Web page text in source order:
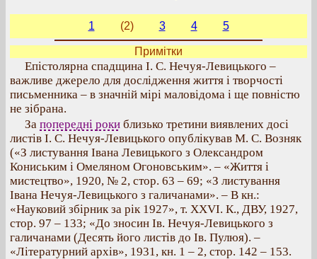
1 (2) 3 4 5
Примітки
Епістолярна спадщина І. С. Нечуя-Левицького –
важливе джерело для дослідження життя і творчості
письменника – в значній мірі маловідома і ще повністю
не зібрана.
За попередні роки близько третини виявлених досі
листів І. С. Нечуя-Левицького опублікував М. С. Возняк
(«З листування Івана Левицького з Олександром
Кониським і Омеляном Огоновським». – «Життя і
мистецтво», 1920, № 2, стор. 63 – 69; «З листування
Івана Нечуя-Левицького з галичанами». – В кн.:
«Науковий збірник за рік 1927», т. XXVI. К., ДВУ, 1927,
стор. 97 – 133; «До зносин Ів. Нечуя-Левицького з
галичанами (Десять його листів до Ів. Пулюя). –
«Літературний архів», 1931, кн. 1 – 2, стор. 142 – 153.